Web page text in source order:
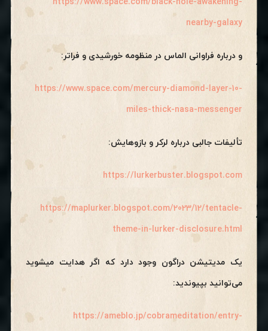
https://www.space.com/black-hole-awakening-
nearby-galaxy
و درباره فراوانی الماس در منظومه خورشیدی و فراتر:
https://www.space.com/mercury-diamond-layer-10-
miles-thick-nasa-messenger
تألیفات جالبی درباره لرکر و بازوهایش:
https://lurkerbuster.blogspot.com
https://maplurker.blogspot.com/2023/12/tentacle-
theme-in-lurker-disclosure.html
یک مدیتیشن دراگون وجود دارد که اگر هدایت میشوید
می‌توانید بپیوندید:
https://ameblo.jp/cobrameditation/entry-